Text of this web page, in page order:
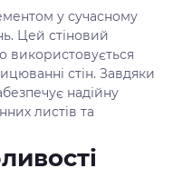
у сучасному
Цей стіновий
використовується
стін. Завдяки
надійну
листів та